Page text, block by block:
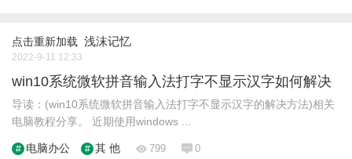
点击重新加载 浅沫记忆
2022-9-11 12:33
win10系统微软拼音输入法打字不显示汉字如何解决
导读：(win10系统微软拼音输入法打字不显示汉字的解决方法)相关
电脑教程分享。 近期使用windows ...
电脑办公 其 他 799 0